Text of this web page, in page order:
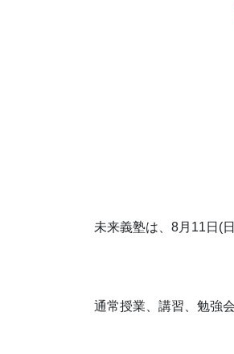
未来義塾は、8月11日(
通常授業、講習、勉強